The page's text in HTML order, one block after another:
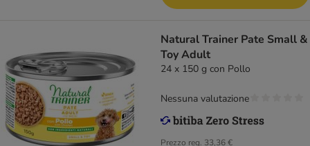
Natural Trainer Pate Small &
Toy Adult
24 x 150 g con Pollo
Prezzo reg. 33,36 €
Nessuna valutazione